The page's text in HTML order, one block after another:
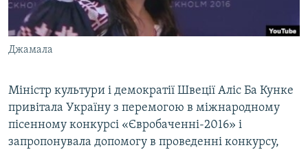
СВІДЧЕННЯ ОКУПАЦІЇ
УКРАЇНСЬКА ПРОБЛЕМА КРИМУ
ІНФОГРАФІКА
Qırımtatar
ДОЛУЧАЙСЯ!
Усі сайти RFE/RL
Джамала
Міністр культури і демократії Швеції Аліс Ба Кунке
привітала Україну з перемогою в міжнародному
пісенному конкурсі «Євробаченні-2016» і
запропонувала допомогу в проведенні конкурсу,